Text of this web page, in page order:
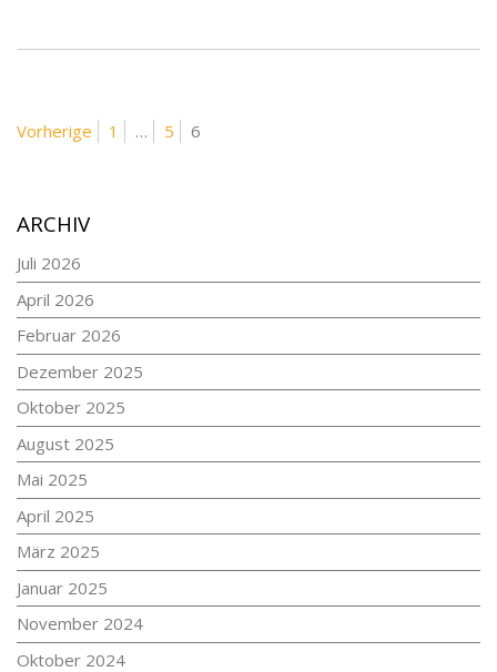
BEITRAGSNAVIGATION
Vorherige Seite
1 … Seite
5 Seite
6
ARCHIV
Juli 2026
April 2026
Februar 2026
Dezember 2025
Oktober 2025
August 2025
Mai 2025
April 2025
März 2025
Januar 2025
November 2024
Oktober 2024